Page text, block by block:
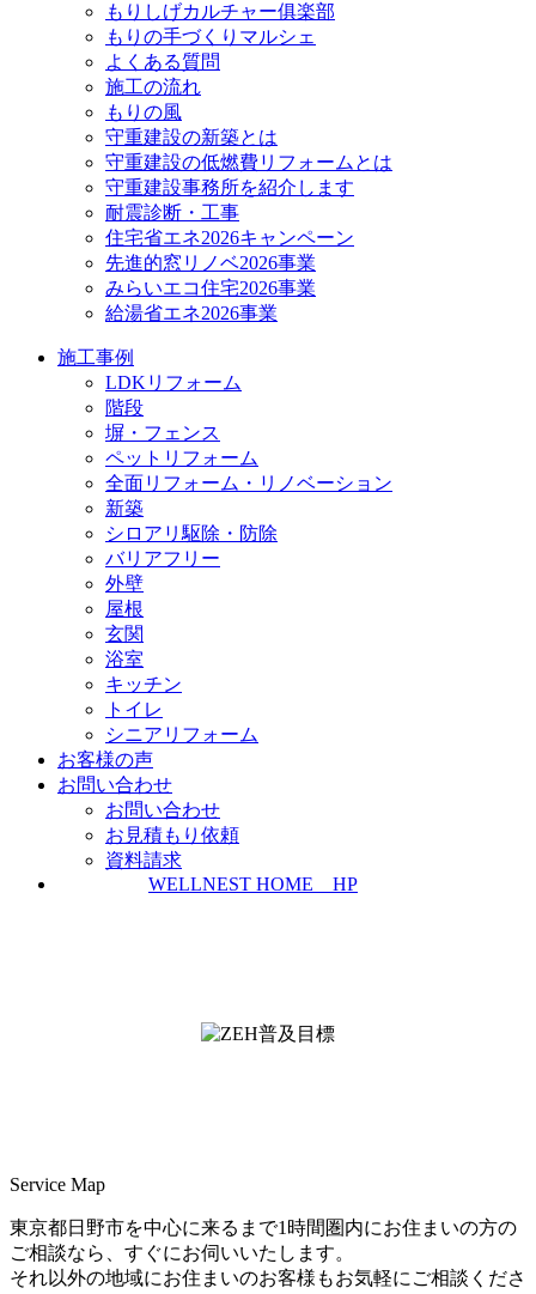
もりしげカルチャー俱楽部
もりの手づくりマルシェ
よくある質問
施工の流れ
もりの風
守重建設の新築とは
守重建設の低燃費リフォームとは
守重建設事務所を紹介します
耐震診断・工事
住宅省エネ2026キャンペーン
先進的窓リノベ2026事業
みらいエコ住宅2026事業
給湯省エネ2026事業
施工事例
LDKリフォーム
階段
塀・フェンス
ペットリフォーム
全面リフォーム・リノベーション
新築
シロアリ駆除・防除
バリアフリー
外壁
屋根
玄関
浴室
キッチン
トイレ
シニアリフォーム
お客様の声
お問い合わせ
お問い合わせ
お見積もり依頼
資料請求
WELLNEST HOME HP
Service Map
東京都日野市を中心に来るまで1時間圏内にお住まいの方の
ご相談なら、すぐにお伺いいたします。
それ以外の地域にお住まいのお客様もお気軽にご相談くださ